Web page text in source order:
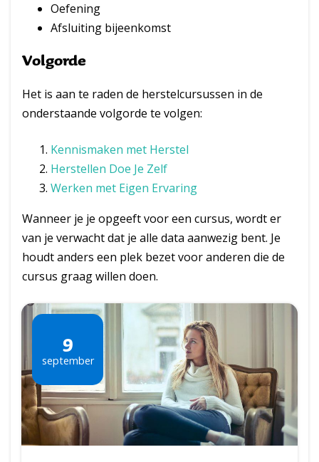
Oefening
Afsluiting bijeenkomst
Volgorde
Het is aan te raden de herstelcursussen in de
onderstaande volgorde te volgen:
Kennismaken met Herstel
Herstellen Doe Je Zelf
Werken met Eigen Ervaring
Wanneer je je opgeeft voor een cursus, wordt er
van je verwacht dat je alle data aanwezig bent. Je
houdt anders een plek bezet voor anderen die de
cursus graag willen doen.
9
september